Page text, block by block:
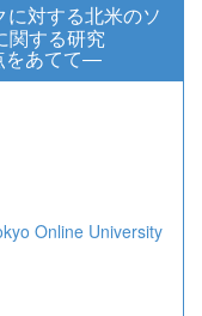
に対する北米のソ
関する研究
をあてて―
Online University